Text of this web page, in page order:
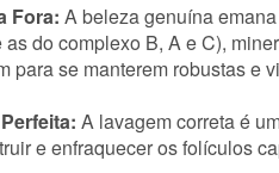
Fora: A beleza genuína
do complexo B, A e C),
para se manterem robustas e
A lavagem correta é
e enfraquecer os folículos